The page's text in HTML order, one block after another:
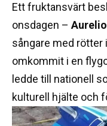
Ett fruktansvärt
onsdagen –
sångare med rötter
omkommit i en
ledde till nationell
kulturell hjälte och